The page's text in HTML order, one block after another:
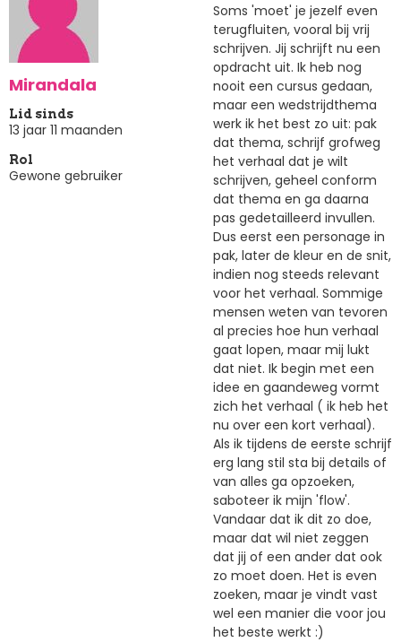
Mirandala
Lid sinds
13 jaar 11 maanden
Rol
Gewone gebruiker
Soms 'moet' je jezelf even
terugfluiten, vooral bij vrij
schrijven. Jij schrijft nu een
opdracht uit. Ik heb nog
nooit een cursus gedaan,
maar een wedstrijdthema
werk ik het best zo uit: pak
dat thema, schrijf grofweg
het verhaal dat je wilt
schrijven, geheel conform
dat thema en ga daarna
pas gedetailleerd invullen.
Dus eerst een personage in
pak, later de kleur en de snit,
indien nog steeds relevant
voor het verhaal. Sommige
mensen weten van tevoren
al precies hoe hun verhaal
gaat lopen, maar mij lukt
dat niet. Ik begin met een
idee en gaandeweg vormt
zich het verhaal ( ik heb het
nu over een kort verhaal).
Als ik tijdens de eerste schrijf
erg lang stil sta bij details of
van alles ga opzoeken,
saboteer ik mijn 'flow'.
Vandaar dat ik dit zo doe,
maar dat wil niet zeggen
dat jij of een ander dat ook
zo moet doen. Het is even
zoeken, maar je vindt vast
wel een manier die voor jou
het beste werkt :)